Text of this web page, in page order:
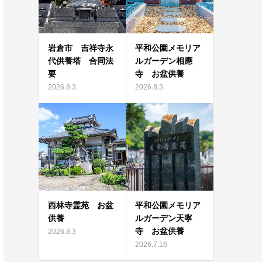
岩倉市 吉祥寺永
代供養塔 合同法
要
2026.8.3
平和公園メモリア
ルガーデン相應
寺 お盆供養
2026.8.3
西林寺霊苑 お盆
供養
2026.8.3
平和公園メモリア
ルガーデン天寧
寺 お盆供養
2026.7.16